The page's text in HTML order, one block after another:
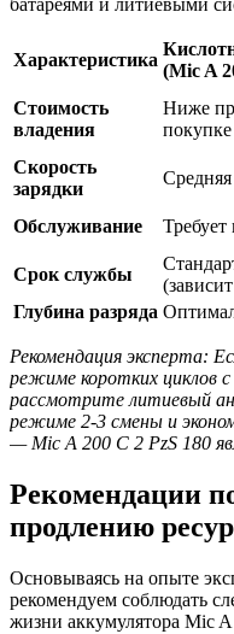
батареями и литиевыми
Характеристика
(Mic A
Стоимость
владения
Ниже
покупке
Скорость
зарядки
Средняя
Обслуживание Требует
Срок службы
Глубина разряда
Рекомендация эксперта:
режиме коротких циклов
рассмотрите литиевый
режиме 2-3 смены и
— Mic A 200 C 2 PzS 180
Рекомендации
продлению
Основываясь на опыте
рекомендуем соблюдать
жизни аккумулятора Mic